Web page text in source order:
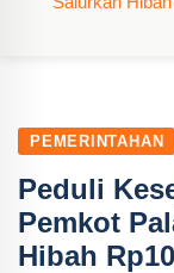
PEMERINTAHAN
Peduli
Pemkot
Hibah